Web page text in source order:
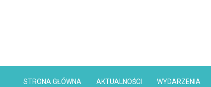
STRONA GŁÓWNA AKTUALNOŚCI WYDARZENIA